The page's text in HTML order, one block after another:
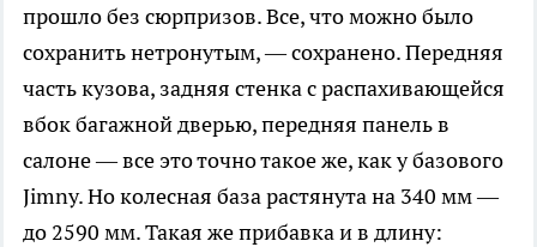
прошло без сюрпризов. Все, что можно было
сохранить нетронутым, — сохранено. Передняя
часть кузова, задняя стенка с распахивающейся
вбок багажной дверью, передняя панель в
салоне — все это точно такое же, как у базового
Jimny. Но колесная база растянута на 340 мм —
до 2590 мм. Такая же прибавка и в длину: